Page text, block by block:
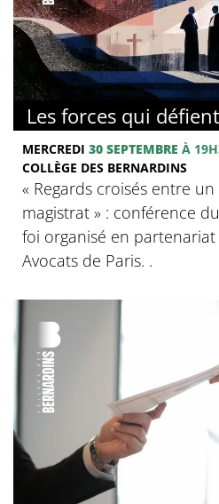
Les forces qui
MERCREDI 30 SEPTEMBRE À
COLLÈGE DES BERNARDINS
« Regards croisés entre
magistrat » : conférence
foi organisé en partenariat
Avocats de Paris. .